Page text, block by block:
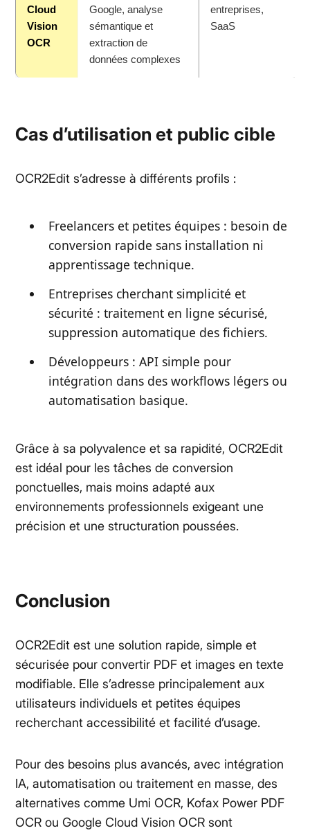
Cloud
Vision
OCR
Google, analyse
sémantique et
extraction de
données complexes
entreprises,
SaaS
Cas d’utilisation et public cible
OCR2Edit s’adresse à différents profils :
Freelancers et petites équipes : besoin de
conversion rapide sans installation ni
apprentissage technique.
Entreprises cherchant simplicité et
sécurité : traitement en ligne sécurisé,
suppression automatique des fichiers.
Développeurs : API simple pour
intégration dans des workflows légers ou
automatisation basique.
Grâce à sa polyvalence et sa rapidité, OCR2Edit
est idéal pour les tâches de conversion
ponctuelles, mais moins adapté aux
environnements professionnels exigeant une
précision et une structuration poussées.
Conclusion
OCR2Edit est une solution rapide, simple et
sécurisée pour convertir PDF et images en texte
modifiable. Elle s’adresse principalement aux
utilisateurs individuels et petites équipes
recherchant accessibilité et facilité d’usage.
Pour des besoins plus avancés, avec intégration
IA, automatisation ou traitement en masse, des
alternatives comme Umi OCR, Kofax Power PDF
OCR ou Google Cloud Vision OCR sont